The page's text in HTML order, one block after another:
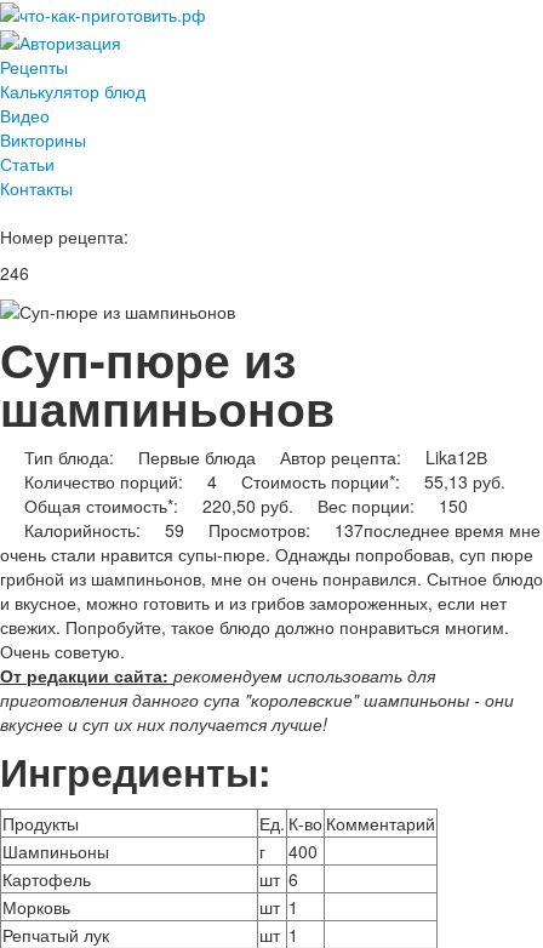
Рецепты
Калькулятор блюд
Видео
Викторины
Статьи
Контакты
Номер рецепта:
246
Суп-пюре из
шампиньонов
Тип блюда: Первые блюда Автор рецепта:
Lika12
Количество порций:
4 Стоимость порции*:
55,13 руб.
Общая стоимость*:
220,50 руб. Вес порции:
150
Калорийность:
59 Просмотров: 137
В
последнее время мне
очень стали нравится супы-пюре. Однажды попробовав, суп пюре
грибной из шампиньонов, мне он очень понравился. Сытное блюдо
и вкусное, можно готовить и из грибов замороженных, если нет
свежих. Попробуйте, такое блюдо должно понравиться многим.
Очень советую.
От редакции сайта: рекомендуем использовать для
приготовления данного супа "королевские" шампиньоны - они
вкуснее и суп их них получается лучше!
Ингредиенты:
Продукты Ед. К-во Комментарий
Шампиньоны
г
400
Картофель
шт 6
Морковь
шт 1
Репчатый лук
шт 1